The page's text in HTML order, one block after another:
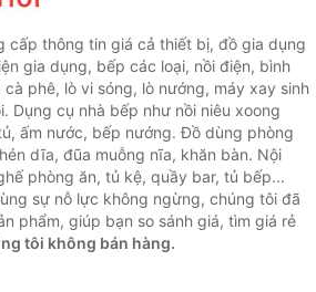
cấp thông tin giá cả thiết bị, đồ gia dụng
gia dụng, bếp các loại, nồi điện, bình
phê, lò vi sóng, lò nướng, máy xay sinh
Dụng cụ nhà bếp như nồi niêu xoong
ấm nước, bếp nướng. Đồ dùng phòng
dĩa, đũa muỗng nĩa, khăn bàn. Nội
phòng ăn, tủ kệ, quầy bar, tủ bếp...
sự nỗ lực không ngừng, chúng tôi đã
phẩm, giúp bạn so sánh giá, tìm giá rẻ
tôi không bán hàng.